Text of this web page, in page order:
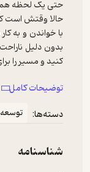
با خواندن و به
بدون دلیل
که شادمانی
اگر سفرتان را
توضیحات کامل
دسته‌ها:
شناسنامه